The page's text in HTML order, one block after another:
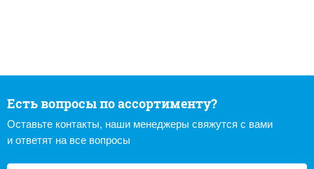
Есть вопросы по ассортименту?
Оставьте контакты, наши менеджеры свяжутся с вами
и ответят на все вопросы